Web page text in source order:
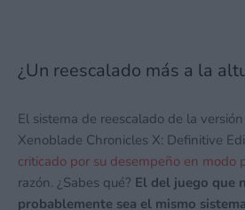
¿Un reescalado más a la
El sistema de reescalado de la
Xenoblade Chronicles X: Definitive
criticado por su desempeño en modo
razón. ¿Sabes qué? El del juego que
probablemente sea el mismo